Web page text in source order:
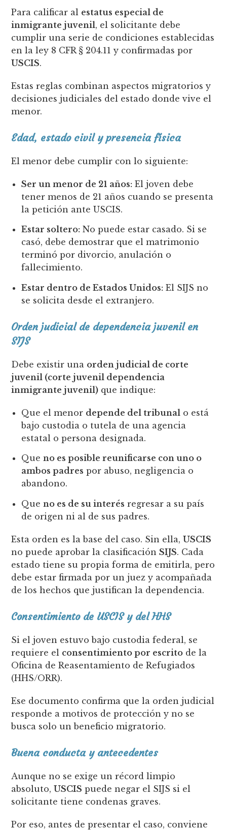
Para calificar al estatus especial de
inmigrante juvenil, el solicitante debe
cumplir una serie de condiciones establecidas
en la ley 8 CFR § 204.11 y confirmadas por
USCIS.
Estas reglas combinan aspectos migratorios y
decisiones judiciales del estado donde vive el
menor.
Edad, estado civil y presencia física
El menor debe cumplir con lo siguiente:
Ser un menor de 21 años: El joven debe
tener menos de 21 años cuando se presenta
la petición ante USCIS.
Estar soltero: No puede estar casado. Si se
casó, debe demostrar que el matrimonio
terminó por divorcio, anulación o
fallecimiento.
Estar dentro de Estados Unidos: El SIJS no
se solicita desde el extranjero.
Orden judicial de dependencia juvenil en
SIJS
Debe existir una orden judicial de corte
juvenil (corte juvenil dependencia
inmigrante juvenil) que indique:
Que el menor depende del tribunal o está
bajo custodia o tutela de una agencia
estatal o persona designada.
Queno es posible reunificarse con uno o
ambos padres por abuso, negligencia o
abandono.
Queno es de su interés regresar a su país
de origen ni al de sus padres.
Esta orden es la base del caso. Sin ella,USCIS
no puede aprobar la clasificaciónSIJS. Cada
estado tiene su propia forma de emitirla, pero
debe estar firmada por un juez y acompañada
de los hechos que justifican la dependencia.
Consentimiento de USCIS y del HHS
Si el joven estuvo bajo custodia federal, se
requiere el consentimiento por escrito de la
Oficina de Reasentamiento de Refugiados
(HHS/ORR).
Ese documento confirma que la orden judicial
responde a motivos de protección y no se
busca solo un beneficio migratorio.
Buena conducta y antecedentes
Aunque no se exige un récord limpio
absoluto,USCIS puede negar el SIJS si el
solicitante tiene condenas graves.
Por eso, antes de presentar el caso, conviene